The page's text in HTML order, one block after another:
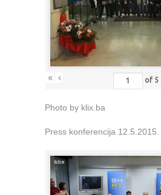
« ‹ of 5
Photo by klix.ba
Press konferencija 12.5.2015.